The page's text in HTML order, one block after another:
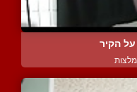
הקיר